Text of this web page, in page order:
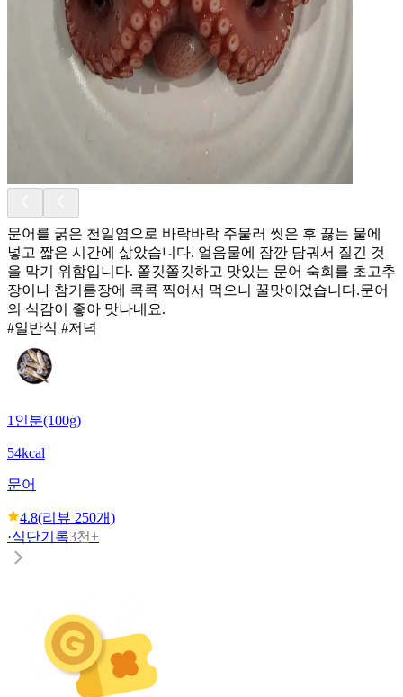
문어를 굵은 천일염으로 바락바락 주물러 씻은 후 끓는 물에
넣고 짧은 시간에 삶았습니다. 얼음물에 잠깐 담궈서 질긴 것
을 막기 위함입니다. 쫄깃쫄깃하고 맛있는 문어 숙회를 초고추
장이나 참기름장에 콕콕 찍어서 먹으니 꿀맛이었습니다.문어
의 식감이 좋아 맛나네요.
#일반식 #저녁
1인분(100g)
54kcal
문어
4.8(리뷰 250개)
·식단기록3천+